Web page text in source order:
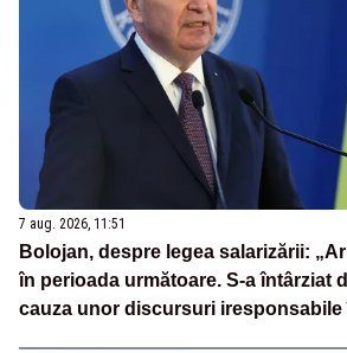
7 aug. 2026, 11:51
Bolojan, despre legea salarizării:
în perioada următoare. S-a întârziat
cauza unor discursuri iresponsabile